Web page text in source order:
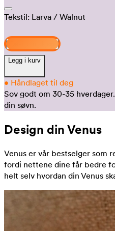
Tekstil: Larva / Walnut
Legg i kurv
• Håndlaget til deg
Sov godt om 30-35 hverdager.
din søvn.
Design din Venus
Venus er vår bestselger som
fordi nettene dine får bedre
helt selv hvordan din Venus